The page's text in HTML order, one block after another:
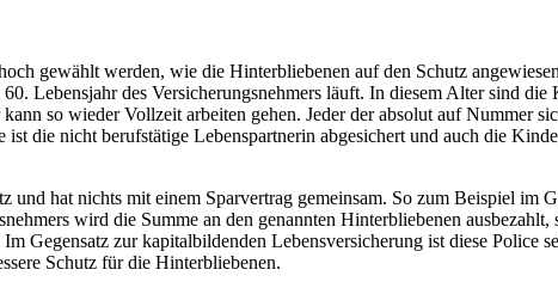
gewählt werden, wie die Hinterbliebenen auf den Schutz
Lebensjahr des Versicherungsnehmers läuft. In diesem Alter sind
so wieder Vollzeit arbeiten gehen. Jeder der absolut auf Nummer
die nicht berufstätige Lebenspartnerin abgesichert und auch die
hat nichts mit einem Sparvertrag gemeinsam. So zum Beispiel im
wird die Summe an den genannten Hinterbliebenen
Gegensatz zur kapitalbildenden Lebensversicherung ist diese Police
Schutz für die Hinterbliebenen.